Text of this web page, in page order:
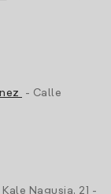
- Calle
Kale Nagusia, 21 -